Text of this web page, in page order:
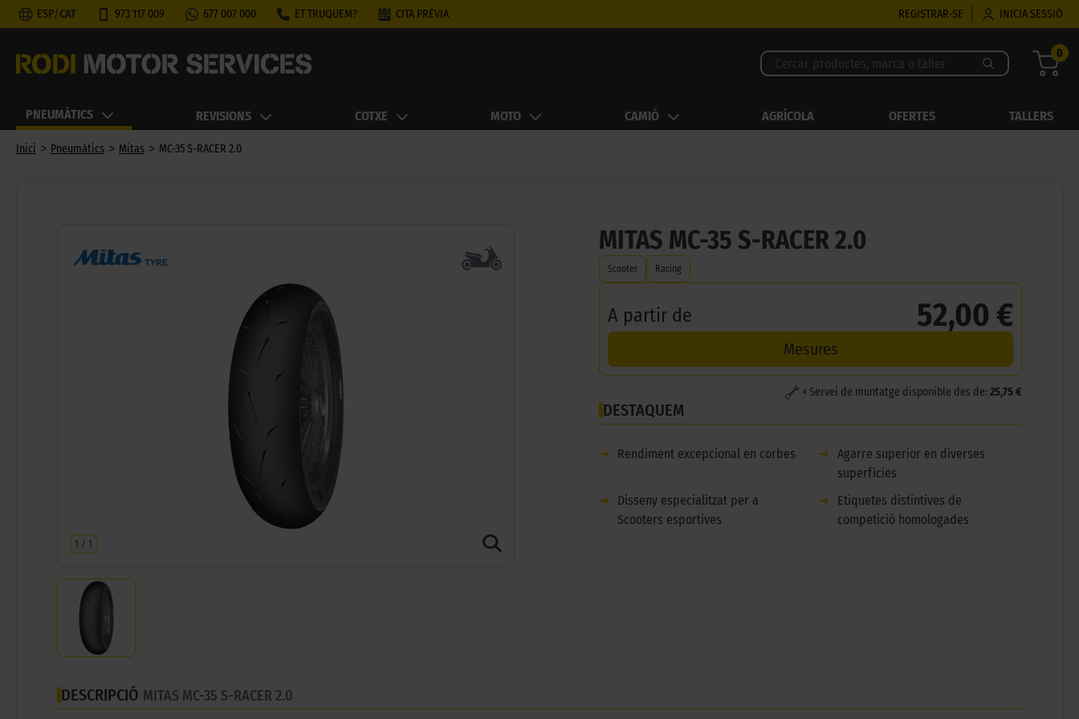
ESP/CAT 973 117 009 677 007 000 ET TRUQUEM? CITA PRÈVIA REGISTRAR-SE INICIA SESSIÓ
0
PNEUMÀTICS REVISIONS COTXE MOTO CAMIÓ AGRÍCOLA OFERTES TALLERS
Inici > Pneumàtics > Mitas > MC-35 S-RACER 2.0
1 / 1
MITAS MC-35 S-RACER 2.0
Scooter Racing
A partir de 52,00 €
Mesures
+ Servei de muntatge disponible des de: 25,75 €
DESTAQUEM
➜ Rendiment excepcional en corbes ➜ Agarre superior en diverses
superfícies
➜
Disseny especialitzat per a
Scooters esportives
➜
Etiquetes distintives de
competició homologades
DESCRIPCIÓ MITAS MC-35 S-RACER 2.0